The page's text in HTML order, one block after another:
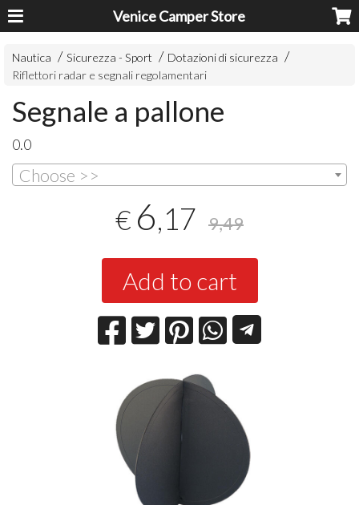
Venice Camper Store
Nautica Sicurezza - Sport
Dotazioni di sicurezza
Riflettori radar e segnali regolamentari
Segnale a pallone
0.0
Choose >>
€ 6,17 9,49
Add to cart